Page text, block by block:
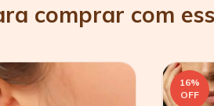
comprar com
16%
OFF